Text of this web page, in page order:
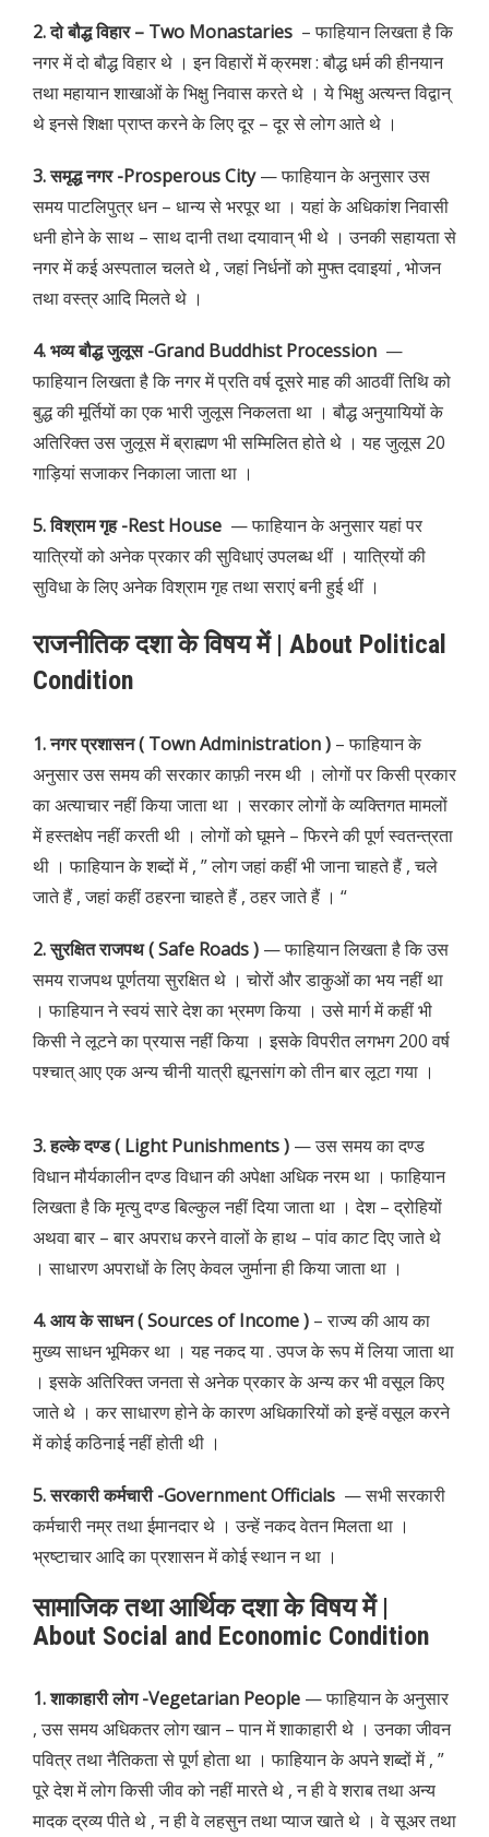
2. दो बौद्ध विहार – Two Monastaries – फाहियान लिखता है कि
नगर में दो बौद्ध विहार थे । इन विहारों में क्रमश : बौद्ध धर्म की हीनयान
तथा महायान शाखाओं के भिक्षु निवास करते थे । ये भिक्षु अत्यन्त विद्वान्
थे इनसे शिक्षा प्राप्त करने के लिए दूर – दूर से लोग आते थे ।
3. समृद्ध नगर -Prosperous City— फाहियान के अनुसार उस
समय पाटलिपुत्र धन – धान्य से भरपूर था । यहां के अधिकांश निवासी
धनी होने के साथ – साथ दानी तथा दयावान् भी थे । उनकी सहायता से
नगर में कई अस्पताल चलते थे , जहां निर्धनों को मुफ्त दवाइयां , भोजन
तथा वस्त्र आदि मिलते थे ।
4. भव्य बौद्ध जुलूस -Grand Buddhist Procession —
फाहियान लिखता है कि नगर में प्रति वर्ष दूसरे माह की आठवीं तिथि को
बुद्ध की मूर्तियों का एक भारी जुलूस निकलता था । बौद्ध अनुयायियों के
अतिरिक्त उस जुलूस में ब्राह्मण भी सम्मिलित होते थे । यह जुलूस 20
गाड़ियां सजाकर निकाला जाता था ।
5. विश्राम गृह -Rest House — फाहियान के अनुसार यहां पर
यात्रियों को अनेक प्रकार की सुविधाएं उपलब्ध थीं । यात्रियों की
सुविधा के लिए अनेक विश्राम गृह तथा सराएं बनी हुई थीं ।
राजनीतिक दशा के विषय में | About Political
Condition
1. नगर प्रशासन ( Town Administration ) – फाहियान के
अनुसार उस समय की सरकार काफ़ी नरम थी । लोगों पर किसी प्रकार
का अत्याचार नहीं किया जाता था । सरकार लोगों के व्यक्तिगत मामलों
में हस्तक्षेप नहीं करती थी । लोगों को घूमने – फिरने की पूर्ण स्वतन्त्रता
थी । फाहियान के शब्दों में , ” लोग जहां कहीं भी जाना चाहते हैं , चले
जाते हैं , जहां कहीं ठहरना चाहते हैं , ठहर जाते हैं । “
2. सुरक्षित राजपथ ( Safe Roads ) — फाहियान लिखता है कि उस
समय राजपथ पूर्णतया सुरक्षित थे । चोरों और डाकुओं का भय नहीं था
। फाहियान ने स्वयं सारे देश का भ्रमण किया । उसे मार्ग में कहीं भी
किसी ने लूटने का प्रयास नहीं किया । इसके विपरीत लगभग 200 वर्ष
पश्चात् आए एक अन्य चीनी यात्री ह्यूनसांग को तीन बार लूटा गया ।
3. हल्के दण्ड ( Light Punishments ) — उस समय का दण्ड
विधान मौर्यकालीन दण्ड विधान की अपेक्षा अधिक नरम था । फाहियान
लिखता है कि मृत्यु दण्ड बिल्कुल नहीं दिया जाता था । देश – द्रोहियों
अथवा बार – बार अपराध करने वालों के हाथ – पांव काट दिए जाते थे
। साधारण अपराधों के लिए केवल जुर्माना ही किया जाता था ।
4. आय के साधन ( Sources of Income ) – राज्य की आय का
मुख्य साधन भूमिकर था । यह नकद या . उपज के रूप में लिया जाता था
। इसके अतिरिक्त जनता से अनेक प्रकार के अन्य कर भी वसूल किए
जाते थे । कर साधारण होने के कारण अधिकारियों को इन्हें वसूल करने
में कोई कठिनाई नहीं होती थी ।
5. सरकारी कर्मचारी -Government Officials — सभी सरकारी
कर्मचारी नम्र तथा ईमानदार थे । उन्हें नकद वेतन मिलता था ।
भ्रष्टाचार आदि का प्रशासन में कोई स्थान न था ।
सामाजिक तथा आर्थिक दशा के विषय में |
About Social and Economic Condition
1. शाकाहारी लोग -Vegetarian People — फाहियान के अनुसार
, उस समय अधिकतर लोग खान – पान में शाकाहारी थे । उनका जीवन
पवित्र तथा नैतिकता से पूर्ण होता था । फाहियान के अपने शब्दों में , ”
पूरे देश में लोग किसी जीव को नहीं मारते थे , न ही वे शराब तथा अन्य
मादक द्रव्य पीते थे , न ही वे लहसुन तथा प्याज खाते थे । वे सूअर तथा